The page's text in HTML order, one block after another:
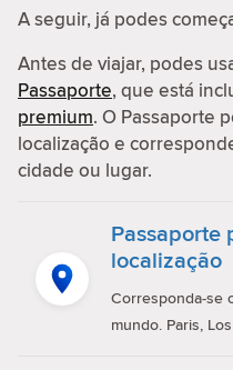
A seguir, já podes
Antes de viajar, podes
Passaporte, que está
premium. O Passaporte
localização e
cidade ou lugar.
Passaporte
localização
Corresponda-se
mundo. Paris,